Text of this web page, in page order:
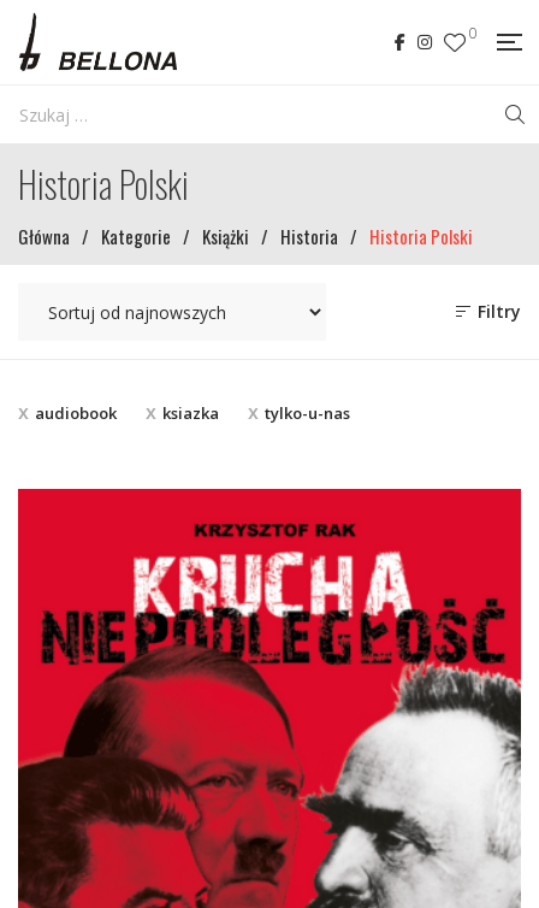
0
Historia Polski
Główna / Kategorie / Książki / Historia / Historia Polski
Filtry
audiobook ksiazka tylko-u-nas